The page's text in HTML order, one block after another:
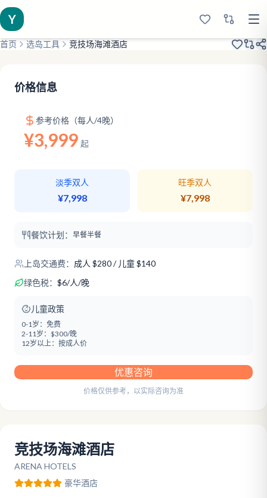
Y
首页 选岛工具 竞技场海滩酒店
价格信息
参考价格（每人/4晚）
¥3,999 起
淡季双人
¥7,998
旺季双人
¥7,998
餐饮计划： 早餐半餐
上岛交通费： 成人 $280/ 儿童 $140
绿色税： $6/人/晚
儿童政策
0-1岁： 免费
2-11岁： $300/晚
12岁以上： 按成人价
优惠咨询
价格仅供参考，以实际咨询为准
竞技场海滩酒店
ARENA HOTELS
豪华酒店